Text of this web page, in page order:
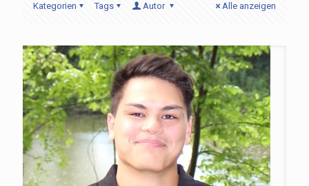
Kategorien Tags Autor Alle anzeigen